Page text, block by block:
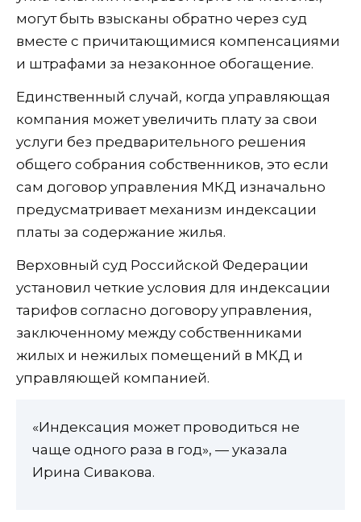
могут быть взысканы обратно через суд
вместе с причитающимися компенсациями
и штрафами за незаконное обогащение.
Единственный случай, когда управляющая
компания может увеличить плату за свои
услуги без предварительного решения
общего собрания собственников, это если
сам договор управления МКД изначально
предусматривает механизм индексации
платы за содержание жилья.
Верховный суд Российской Федерации
установил четкие условия для индексации
тарифов согласно договору управления,
заключенному между собственниками
жилых и нежилых помещений в МКД и
управляющей компанией.
«Индексация может проводиться не
чаще одного раза в год», — указала
Ирина Сивакова.